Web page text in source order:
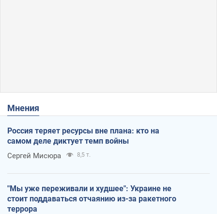
Мнения
Россия теряет ресурсы вне плана: кто на
самом деле диктует темп войны
Сергей Мисюра 8,5 т.
"Мы уже переживали и худшее": Украине не
стоит поддаваться отчаянию из-за ракетного
террора